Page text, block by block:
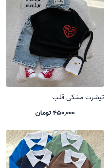
تیشرت مشکی قلب
450,000 تومان